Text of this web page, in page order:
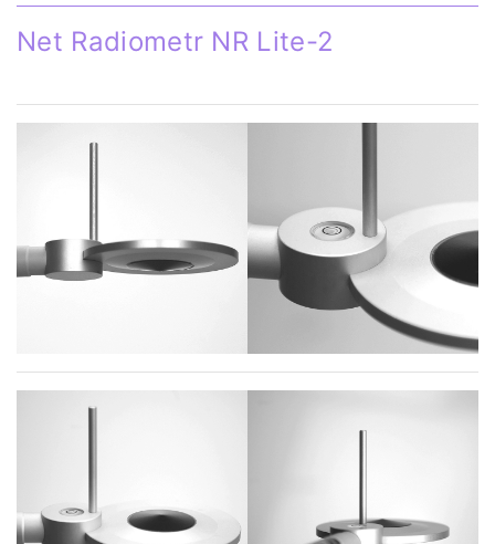
Net Radiometr NR Lite-2